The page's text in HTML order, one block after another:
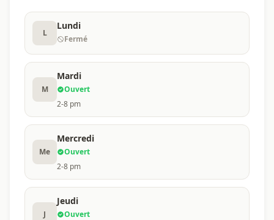
L
Lundi
Fermé
M
Mardi
Ouvert
2-8 pm
Me
Mercredi
Ouvert
2-8 pm
J
Jeudi
Ouvert